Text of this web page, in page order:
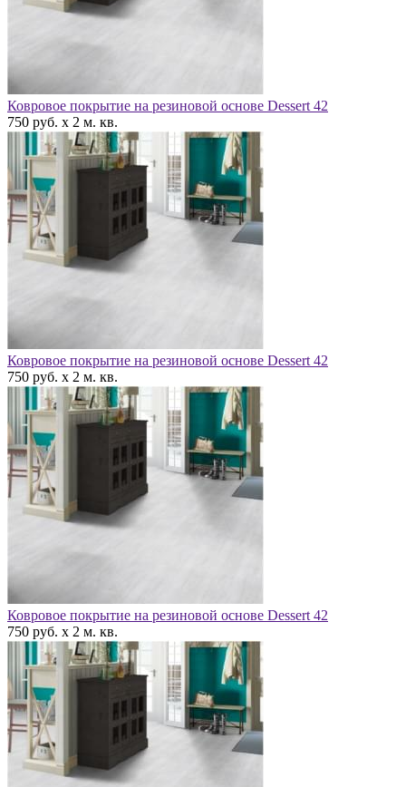
Ковровое покрытие на резиновой основе Dessert 42
750 руб. x 2 м. кв.
Ковровое покрытие на резиновой основе Dessert 42
750 руб. x 2 м. кв.
Ковровое покрытие на резиновой основе Dessert 42
750 руб. x 2 м. кв.